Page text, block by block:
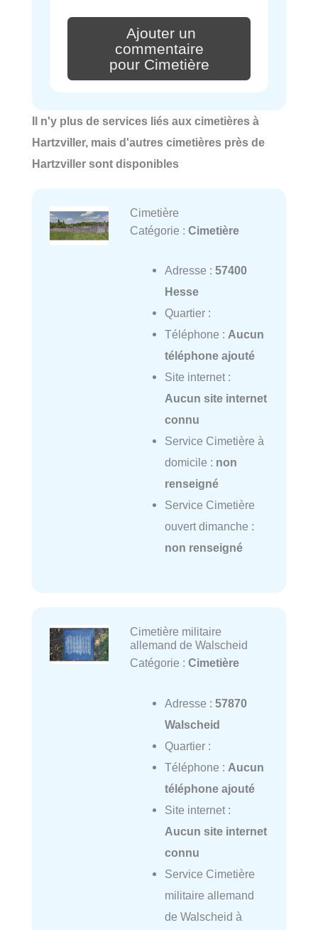
Ajouter un
commentaire
pour Cimetière
Il n'y plus de services liés aux cimetières à
Hartzviller, mais d'autres cimetières près de
Hartzviller sont disponibles
Cimetière
Catégorie : Cimetière
Adresse : 57400
Hesse
Quartier :
Téléphone : Aucun
téléphone ajouté
Site internet :
Aucun site internet
connu
Service Cimetière à
domicile : non
renseigné
Service Cimetière
ouvert dimanche :
non renseigné
Cimetière militaire
allemand de Walscheid
Catégorie : Cimetière
Adresse : 57870
Walscheid
Quartier :
Téléphone : Aucun
téléphone ajouté
Site internet :
Aucun site internet
connu
Service Cimetière
militaire allemand
de Walscheid à